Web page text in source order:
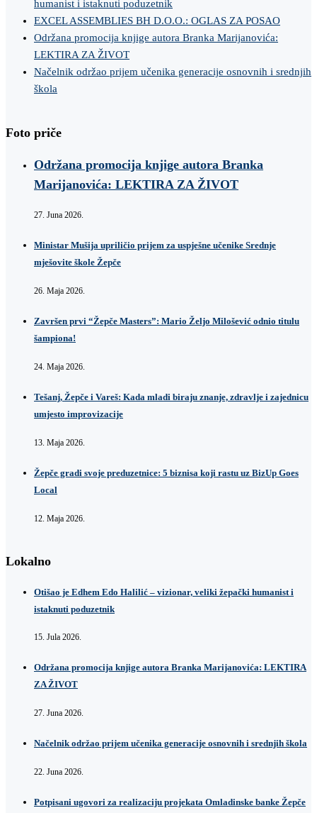
humanist i istaknuti poduzetnik
EXCEL ASSEMBLIES BH D.O.O.: OGLAS ZA POSAO
Održana promocija knjige autora Branka Marijanovića:
LEKTIRA ZA ŽIVOT
Načelnik održao prijem učenika generacije osnovnih i srednjih
škola
Foto priče
Održana promocija knjige autora Branka
Marijanovića: LEKTIRA ZA ŽIVOT
27. Juna 2026.
Ministar Mušija upriličio prijem za uspješne učenike Srednje
mješovite škole Žepče
26. Maja 2026.
Završen prvi “Žepče Masters”: Mario Željo Milošević odnio titulu
šampiona!
24. Maja 2026.
Tešanj, Žepče i Vareš: Kada mladi biraju znanje, zdravlje i zajednicu
umjesto improvizacije
13. Maja 2026.
Žepče gradi svoje preduzetnice: 5 biznisa koji rastu uz BizUp Goes
Local
12. Maja 2026.
Lokalno
Otišao je Edhem Edo Halilić – vizionar, veliki žepački humanist i
istaknuti poduzetnik
15. Jula 2026.
Održana promocija knjige autora Branka Marijanovića: LEKTIRA
ZA ŽIVOT
27. Juna 2026.
Načelnik održao prijem učenika generacije osnovnih i srednjih škola
22. Juna 2026.
Potpisani ugovori za realizaciju projekata Omladinske banke Žepče